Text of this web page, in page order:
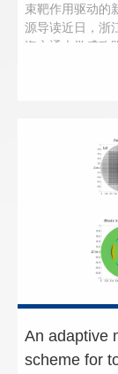
Fast Electron
究发现，如果
生根本性变化
向聚焦力持续
耦合放大效应
振荡的频率和
等离子体进入
直的高能伽马
子体中发生快
理示意图科研
理过程。结果
度梯度上升非
升数百倍。极端
度电子束有效激
面，高能电子
应，电子动能高
束靶作用驱动的
源导读近日，浙
海交通大学盛政
得了重要进展
新型等离子体
研究背景自旋
重要的作用，
研究拓扑材料
极化光子束和
不对称性等一
过辐射自旋极
取低能极化电
法通常依赖于
人员提出利用
然而，由于激光
特殊场结构的十
实施具有很大难
An adaptive
scheme for tokamak